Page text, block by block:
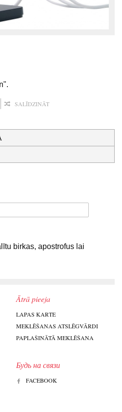
SALĪDZINĀT
birkas, apostrofus lai
Ātrā pieeja
LAPAS KARTE
MEKLĒŠANAS ATSLĒGVĀRDI
PAPLAŠINĀTĀ MEKLĒŠANA
Будь на связи
FACEBOOK